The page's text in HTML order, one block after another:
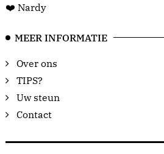
❤️ Nardy
MEER INFORMATIE
Over ons
TIPS?
Uw steun
Contact